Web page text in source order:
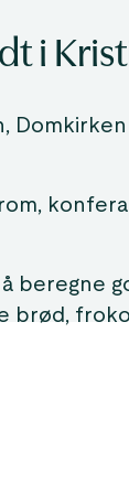
i
beregne
brød,